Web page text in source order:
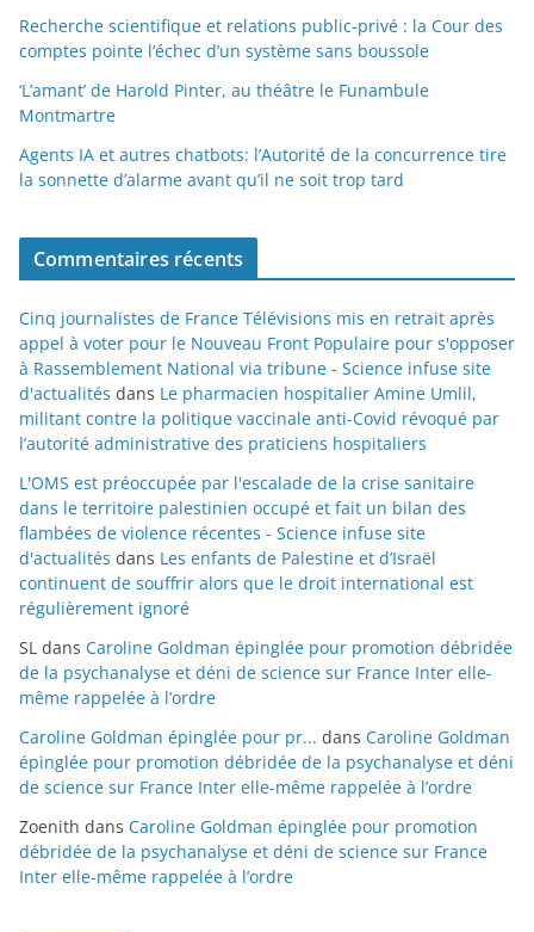
Recherche scientifique et relations public-privé : la Cour des
comptes pointe l’échec d’un système sans boussole
‘L’amant’ de Harold Pinter, au théâtre le Funambule
Montmartre
Agents IA et autres chatbots: l’Autorité de la concurrence tire
la sonnette d’alarme avant qu’il ne soit trop tard
Commentaires récents
Cinq journalistes de France Télévisions mis en retrait après
appel à voter pour le Nouveau Front Populaire pour s'opposer
à Rassemblement National via tribune - Science infuse site
d'actualités dans Le pharmacien hospitalier Amine Umlil,
militant contre la politique vaccinale anti-Covid révoqué par
l’autorité administrative des praticiens hospitaliers
L'OMS est préoccupée par l'escalade de la crise sanitaire
dans le territoire palestinien occupé et fait un bilan des
flambées de violence récentes - Science infuse site
d'actualités dans Les enfants de Palestine et d’Israël
continuent de souffrir alors que le droit international est
régulièrement ignoré
SL dans Caroline Goldman épinglée pour promotion débridée
de la psychanalyse et déni de science sur France Inter elle-
même rappelée à l’ordre
Caroline Goldman épinglée pour pr... dans Caroline Goldman
épinglée pour promotion débridée de la psychanalyse et déni
de science sur France Inter elle-même rappelée à l’ordre
Zoenith dans Caroline Goldman épinglée pour promotion
débridée de la psychanalyse et déni de science sur France
Inter elle-même rappelée à l’ordre